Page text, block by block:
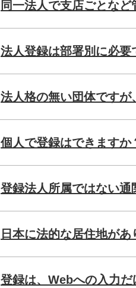
同一法人で支店ごとな
法人登録は部署別に必要
法人格の無い団体ですが
個人で登録はできますか
登録法人所属ではない
日本に法的な居住地が
登録は、Webへの入力だ